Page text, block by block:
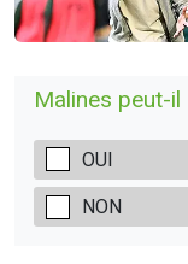
Malines peut-il
OUI
NON